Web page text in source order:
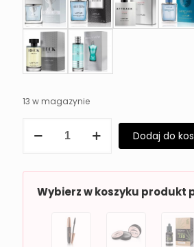
13 w magazynie
Eleganckie
LOTUS
Beck
Dodaj do
Wybierz w koszyku produkt